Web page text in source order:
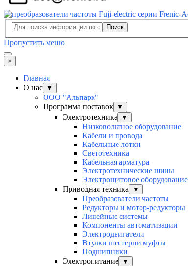
Поиск
Пропустить меню
×
Главная
О нас
▼
ООО "Альпарк"
Программа поставок
▼
Электротехника ▼
Низковольтное оборудование
Кабели и провода
Кабельные лотки
Светотехника
Кабельная арматура
Электротехнические шины
Электрощитовое оборудование
Приводная техника
▼
Преобразователи частоты
Редукторы и мотор-редукторы
Линейные системы
Компоненты автоматизации
Электродвигатели
Втулки шестерни муфты
Подшипники
Электропитание
▼